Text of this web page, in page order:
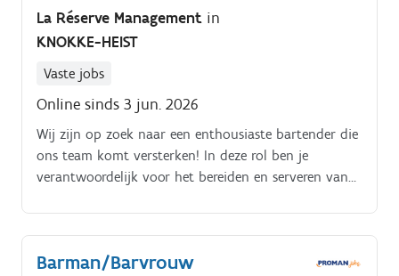
La Réserve Management in
KNOKKE-HEIST
Vaste jobs
Online sinds 3 jun. 2026
Wij zijn op zoek naar een enthousiaste bartender die
ons team komt versterken! In deze rol ben je
verantwoordelijk voor het bereiden en serveren van
aan onze gasten, zowel achter- als voor de toog.
Barman/Barvrouw